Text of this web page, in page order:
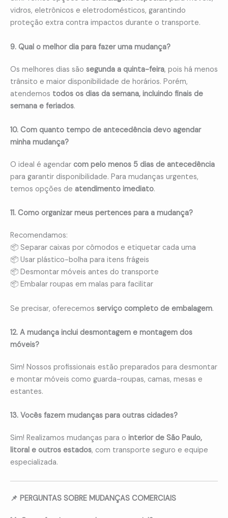
vidros, eletrônicos e eletrodomésticos, garantindo
proteção extra contra impactos durante o transporte.
9. Qual o melhor dia para fazer uma mudança?
Os melhores dias são segunda a quinta-feira, pois há menos
trânsito e maior disponibilidade de horários. Porém,
atendemos todos os dias da semana, incluindo finais de
semana e feriados.
10. Com quanto tempo de antecedência devo agendar
minha mudança?
O ideal é agendar com pelo menos 5 dias de antecedência
para garantir disponibilidade. Para mudanças urgentes,
temos opções de atendimento imediato.
11. Como organizar meus pertences para a mudança?
Recomendamos:
📦 Separar caixas por cômodos e etiquetar cada uma
📦 Usar plástico-bolha para itens frágeis
📦 Desmontar móveis antes do transporte
📦 Embalar roupas em malas para facilitar
Se precisar, oferecemos serviço completo de embalagem.
12. A mudança inclui desmontagem e montagem dos
móveis?
Sim! Nossos profissionais estão preparados para desmontar
e montar móveis como guarda-roupas, camas, mesas e
estantes.
13. Vocês fazem mudanças para outras cidades?
Sim! Realizamos mudanças para o interior de São Paulo,
litoral e outros estados, com transporte seguro e equipe
especializada.
📌 PERGUNTAS SOBRE MUDANÇAS COMERCIAIS